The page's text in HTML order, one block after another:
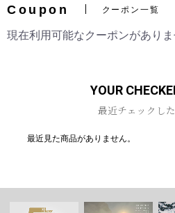
お買い物を続ける
Coupon クーポン一覧
現在利用可能なクーポンがあり
YOUR
最近チェックし
最近見た商品がありません。